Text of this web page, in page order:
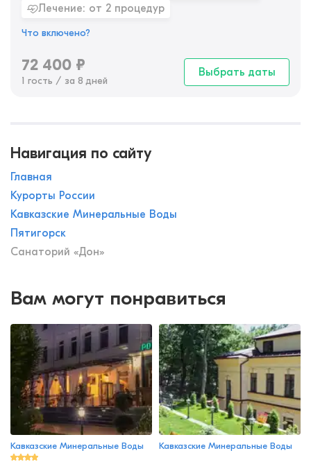
Лечение: от 2 процедур
Что включено?
72 400 ₽
1 гость / за 8 дней
Выбрать даты
Навигация по сайту
Главная
Курорты России
Кавказские Минеральные Воды
Пятигорск
Санаторий «Дон»
Вам могут понравиться
Кавказские Минеральные Воды Кавказские Минеральные Воды